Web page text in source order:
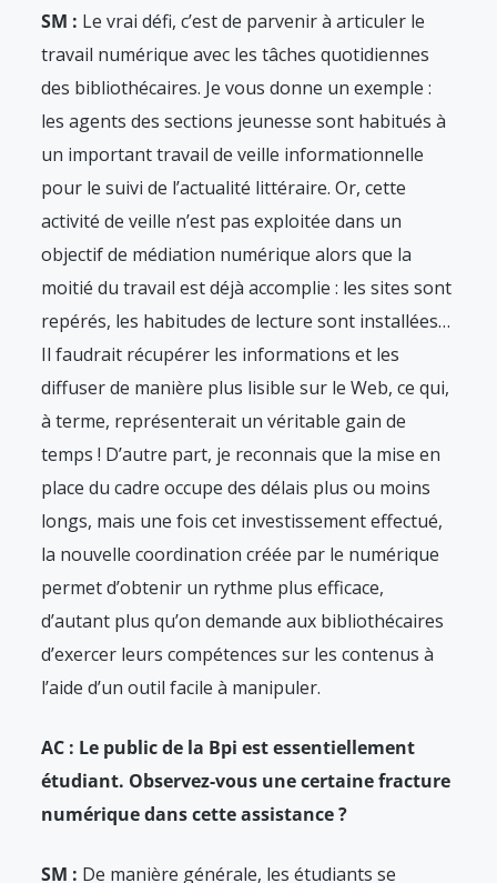
SM : Le vrai défi, c’est de parvenir à articuler le
travail numérique avec les tâches quotidiennes
des bibliothécaires. Je vous donne un exemple :
les agents des sections jeunesse sont habitués à
un important travail de veille informationnelle
pour le suivi de l’actualité littéraire. Or, cette
activité de veille n’est pas exploitée dans un
objectif de médiation numérique alors que la
moitié du travail est déjà accomplie : les sites sont
repérés, les habitudes de lecture sont installées…
Il faudrait récupérer les informations et les
diffuser de manière plus lisible sur le Web, ce qui,
à terme, représenterait un véritable gain de
temps ! D’autre part, je reconnais que la mise en
place du cadre occupe des délais plus ou moins
longs, mais une fois cet investissement effectué,
la nouvelle coordination créée par le numérique
permet d’obtenir un rythme plus efficace,
d’autant plus qu’on demande aux bibliothécaires
d’exercer leurs compétences sur les contenus à
l’aide d’un outil facile à manipuler.
AC : Le public de la Bpi est essentiellement
étudiant. Observez-vous une certaine fracture
numérique dans cette assistance ?
SM : De manière générale, les étudiants se